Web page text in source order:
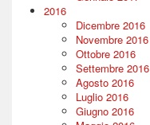
2016
Dicembre 2016
Novembre 2016
Ottobre 2016
Settembre 2016
Agosto 2016
Luglio 2016
Giugno 2016